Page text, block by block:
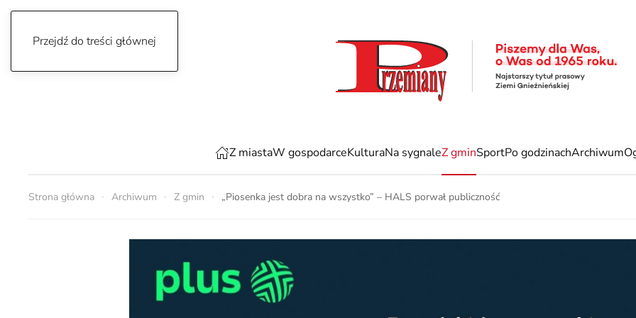
Przejdź do treści głównej
Z miastaW gospodarceKulturaNa sygnaleZ gminSportPo godzinachArchiwum
Strona główna Archiwum Z gmin „Piosenka jest dobra na wszystko” – HALS porwał publiczność